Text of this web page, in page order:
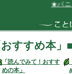
★パニッ
すすめ本」
「読んでみて！おすす
めの本」